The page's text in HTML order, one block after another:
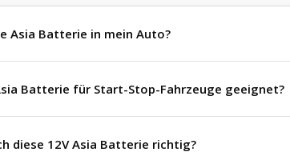
Asia Batterie in mein Auto?
Batterie für Start-Stop-Fahrzeuge geeignet?
diese 12V Asia Batterie richtig?